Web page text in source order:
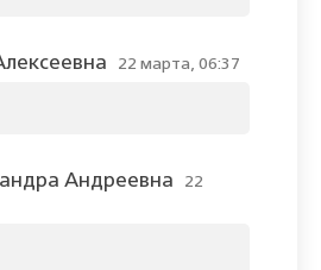
22 марта, 06:37
Андреевна
22